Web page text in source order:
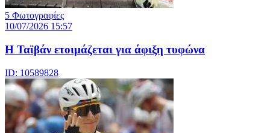
5 Φωτογραφίες
10/07/2026 15:57
Η Ταϊβάν ετοιμάζεται για άφιξη τυφώνα
ID: 10589828